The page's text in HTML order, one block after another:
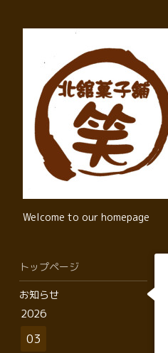
Welcome to our homepage
トップページ
お知らせ
2026
03